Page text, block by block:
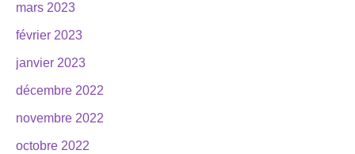
mars 2023
février 2023
janvier 2023
décembre 2022
novembre 2022
octobre 2022